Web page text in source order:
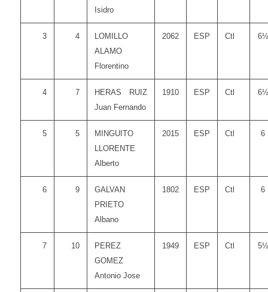
Isidro
3 4
LOMILLO
ALAMO
Florentino
2062 ESP Ctl 6½
4 7
HERAS RUIZ
Juan Fernando
1910 ESP Ctl 6½
5 5
MINGUITO
LLORENTE
Alberto
2015 ESP Ctl 6
6 9
GALVAN
PRIETO
Albano
1802 ESP Ctl 6
7 10
PEREZ
GOMEZ
Antonio Jose
1949 ESP Ctl 5½